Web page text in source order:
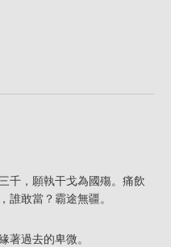
千，願執干戈為國殤。痛飲
誰敢當？霸途無疆。
著過去的卑微。